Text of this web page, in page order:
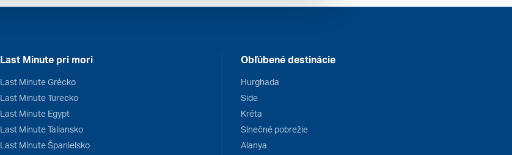
Last Minute pri mori
Last Minute Grécko
Last Minute Turecko
Last Minute Egypt
Last Minute Taliansko
Last Minute Španielsko
Obľúbené destinácie
Hurghada
Side
Kréta
Slnečné pobrežie
Alanya